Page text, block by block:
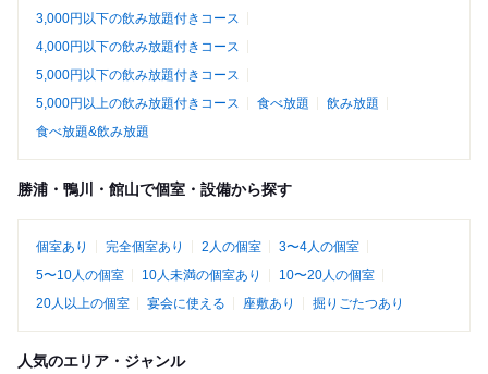
3,000円以下の飲み放題付きコース
4,000円以下の飲み放題付きコース
5,000円以下の飲み放題付きコース
5,000円以上の飲み放題付きコース
食べ放題
飲み放題
食べ放題&飲み放題
勝浦・鴨川・館山で個室・設備から探す
個室あり 完全個室あり 2人の個室
3〜4人の個室
5〜10人の個室
10人未満の個室あり
10〜20人の個室
20人以上の個室
宴会に使える 座敷あり 掘りごたつあり
人気のエリア・ジャンル